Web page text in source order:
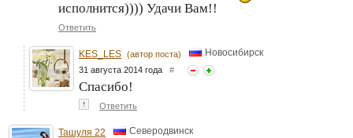
исполнится)))) Удачи Вам!!
Ответить
KES_LES (автор поста) Новосибирск
31 августа 2014 года #
Спасибо!
↑ Ответить
Ташуля 22 Северодвинск